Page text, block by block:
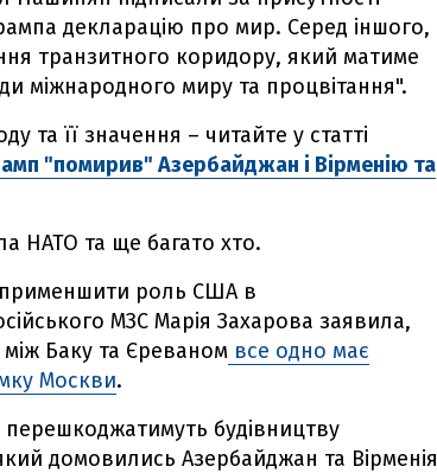
декларацію про мир. Серед іншого,
транзитного коридору, який матиме
міжнародного миру та процвітання".
та її значення – читайте у статті
"помирив" Азербайджан і Вірменію та
НАТО та ще багато хто.
роль США в
МЗС Марія Захарова заявила,
Баку та Єреваном все одно має
Москви.
перешкоджатимуть будівництву
домовились Азербайджан та Вірменія